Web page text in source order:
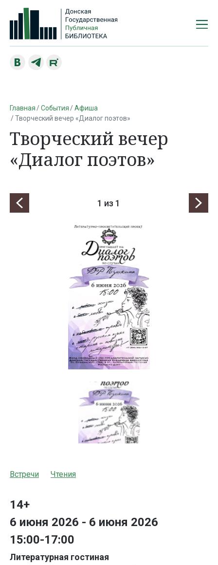
Главная События
Афиша
Творческий вечер «Диалог поэтов»
Творческий вечер
«Диалог поэтов»
1 из 1
Встречи Чтения
14+
6 июня 2026 - 6 июня 2026
15:00-17:00
Литературная гостиная